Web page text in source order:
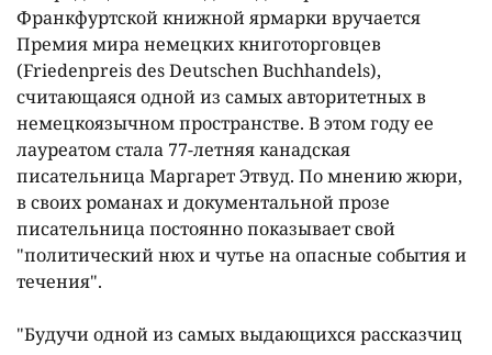
Франкфуртской книжной ярмарки вручается
Премия мира немецких книготорговцев
(Friedenpreis des Deutschen Buchhandels),
считающаяся одной из самых авторитетных в
немецкоязычном пространстве. В этом году ее
лауреатом стала 77-летняя канадская
писательница Маргарет Этвуд. По мнению жюри,
в своих романах и документальной прозе
писательница постоянно показывает свой
"политический нюх и чутье на опасные события и
течения".
"Будучи одной из самых выдающихся рассказчиц